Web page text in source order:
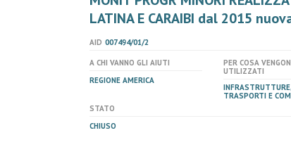
LATINA E CARAIBI dal 2015
AID 007494/01/2
A CHI VANNO GLI AIUTI
REGIONE AMERICA
PER COSA
UTILIZZATI
TRASPORTI E
STATO
CHIUSO